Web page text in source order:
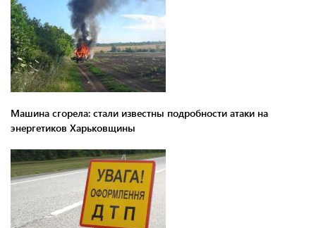
Машина сгорела: стали известны подробности атаки на
энергетиков Харьковщины